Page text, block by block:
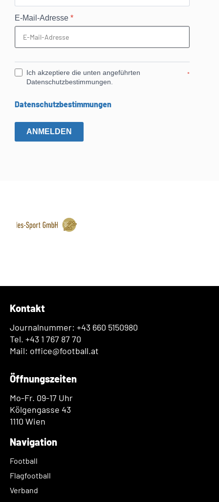
E-Mail-Adresse *
Ich akzeptiere die unten angeführten
Datenschutzbestimmungen.
*
Datenschutzbestimmungen
ANMELDEN
Kontakt
Journalnummer: +43 660 5150980
Tel. +43 1 767 87 70
Mail: office@football.at
Öffnungszeiten
Mo-Fr. 09-17 Uhr
Kölgengasse 43
1110 Wien
Navigation
Football
Flagfootball
Verband